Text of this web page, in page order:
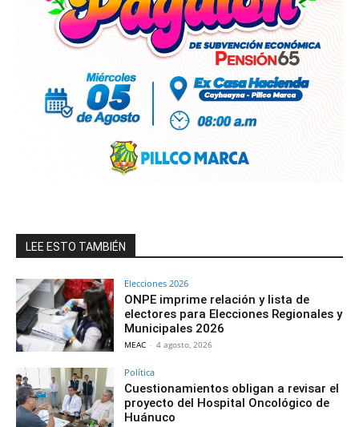
LEE ESTO TAMBIÉN
Elecciones 2026
ONPE imprime relación y lista de
electores para Elecciones Regionales y
Municipales 2026
MEAC - 4 agosto, 2026
Política
Cuestionamientos obligan a revisar el
proyecto del Hospital Oncológico de
Huánuco